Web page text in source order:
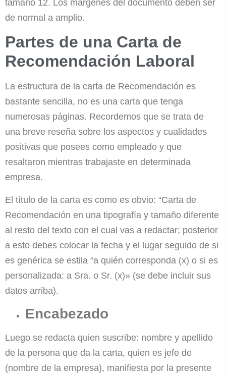
tamaño 12. Los márgenes del documento deben ser
de normal a amplio.
Partes de una Carta de
Recomendación Laboral
La estructura de la carta de Recomendación es
bastante sencilla, no es una carta que tenga
numerosas páginas. Recordemos que se trata de
una breve reseña sobre los aspectos y cualidades
positivas que posees como empleado y que
resaltaron mientras trabajaste en determinada
empresa.
El título de la carta es como es obvio: “Carta de
Recomendación en una tipografía y tamaño diferente
al resto del texto con el cual vas a redactar; posterior
a esto debes colocar la fecha y el lugar seguido de si
es genérica se estila “a quién corresponda (x) o si es
personalizada: a Sra. o Sr. (x)» (se debe incluir sus
datos arriba).
Encabezado
Luego se redacta quien suscribe: nombre y apellido
de la persona que da la carta, quien es jefe de
(nombre de la empresa), manifiesta por la presente